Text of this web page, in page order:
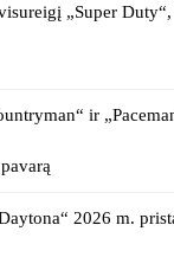
„Super
ir
2026 m.